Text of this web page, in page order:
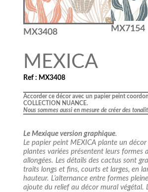
MX3408 MX7154
MEXICA
Ref : MX3408
Accorder ce décor avec un papier peint
COLLECTION NUANCE.
Nous sommes aussi en mesure de créer des
Le Mexique version graphique.
Le papier peint MEXICA plante un décor
plantes variées présentent leurs formes
allongées. Les détails des cactus sont
traits longs et fins, courts et larges, en
hauteur. L’alternance entre formes
ajoute du relief au décor mural végétal.